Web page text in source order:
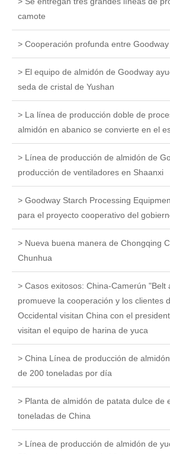
camote
> Cooperación profunda entre
> El equipo de almidón de Goodway
seda de cristal de Yushan
> La línea de producción doble de
almidón en abanico se convierte en el
> Línea de producción de almidón de
producción de ventiladores en Shaanxi
> Goodway Starch Processing
para el proyecto cooperativo del
> Nueva buena manera de Chongqing
Chunhua
> Casos exitosos: China-Camerún "Belt
promueve la cooperación y los clientes
Occidental visitan China con el
visitan el equipo de harina de yuca
> China Línea de producción de
de 200 toneladas por día
> Planta de almidón de patata dulce de
toneladas de China
> Línea de producción de almidón de